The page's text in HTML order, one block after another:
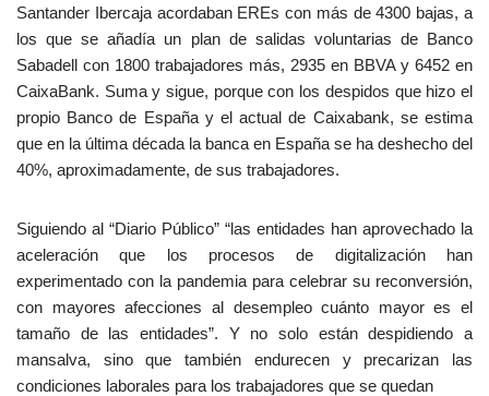
Santander Ibercaja acordaban EREs con más de 4300 bajas, a
los que se añadía un plan de salidas voluntarias de Banco
Sabadell con 1800 trabajadores más, 2935 en BBVA y 6452 en
CaixaBank. Suma y sigue, porque con los despidos que hizo el
propio Banco de España y el actual de Caixabank, se estima
que en la última década la banca en España se ha deshecho del
40%, aproximadamente, de sus trabajadores.
Siguiendo al “Diario Público” “las entidades han aprovechado la
aceleración que los procesos de digitalización han
experimentado con la pandemia para celebrar su reconversión,
con mayores afecciones al desempleo cuánto mayor es el
tamaño de las entidades”. Y no solo están despidiendo a
mansalva, sino que también endurecen y precarizan las
condiciones laborales para los trabajadores que se quedan